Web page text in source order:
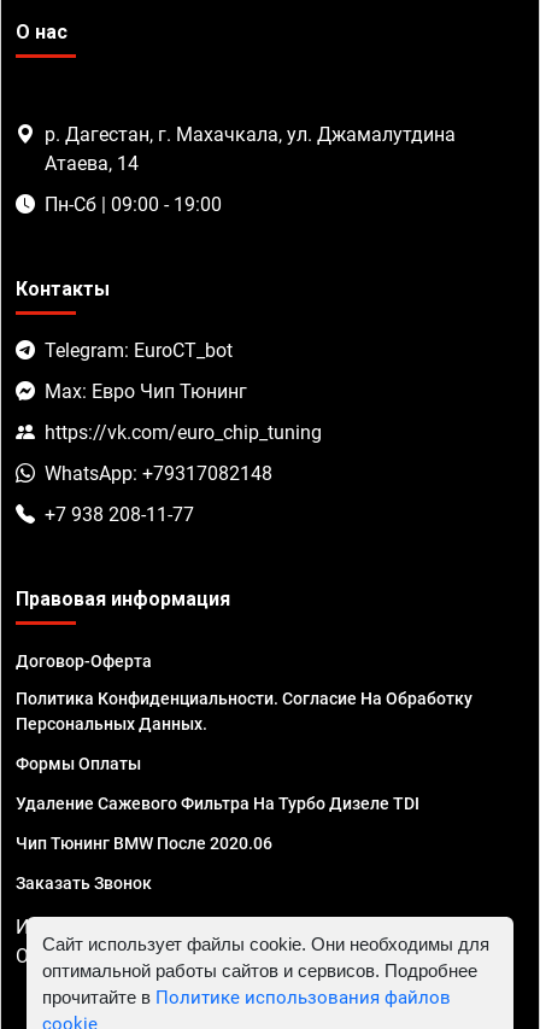
О нас
р. Дагестан, г. Махачкала, ул. Джамалутдина
Атаева, 14
Пн-Сб | 09:00 - 19:00
Контакты
Telegram: EuroCT_bot
Max: Евро Чип Тюнинг
https://vk.com/euro_chip_tuning
WhatsApp: +79317082148
+7 938 208-11-77
Правовая информация
Договор-Оферта
Политика Конфиденциальности. Согласие На Обработку
Персональных Данных.
Формы Оплаты
Удаление Сажевого Фильтра На Турбо Дизеле TDI
Чип Тюнинг BMW После 2020.06
Заказать Звонок
ИП Смирнов Георгий Павлович. ИНН 781302555843,
ОГРНИП 324470400032610
Сайт использует файлы cookie. Они необходимы для
оптимальной работы сайтов и сервисов. Подробнее
прочитайте в Политике использования файлов
cookie